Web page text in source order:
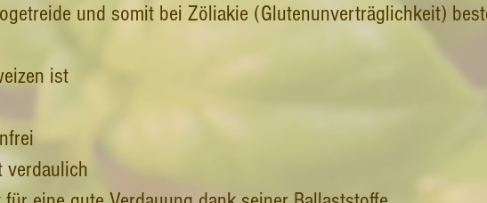
und somit bei Zöliakie (Glutenunverträglichkeit)
ist
verdaulich